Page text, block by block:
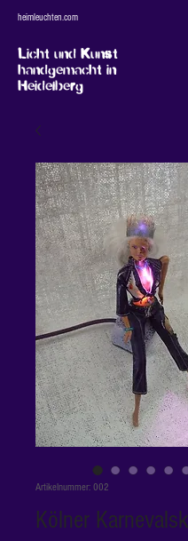
heimleuchten.com
Licht und Kunst
handgemacht in
Heidelberg
Artikelnummer: 002
Kölner